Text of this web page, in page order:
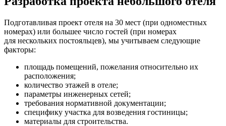
Подготавливая проект отеля на 30 мест (при одноместных
номерах) или большее число гостей (при номерах
для нескольких постояльцев), мы учитываем следующие
факторы:
площадь помещений, пожелания относительно их
расположения;
количество этажей в отеле;
параметры инженерных сетей;
требования нормативной документации;
специфику участка для возведения гостиницы;
материалы для строительства.